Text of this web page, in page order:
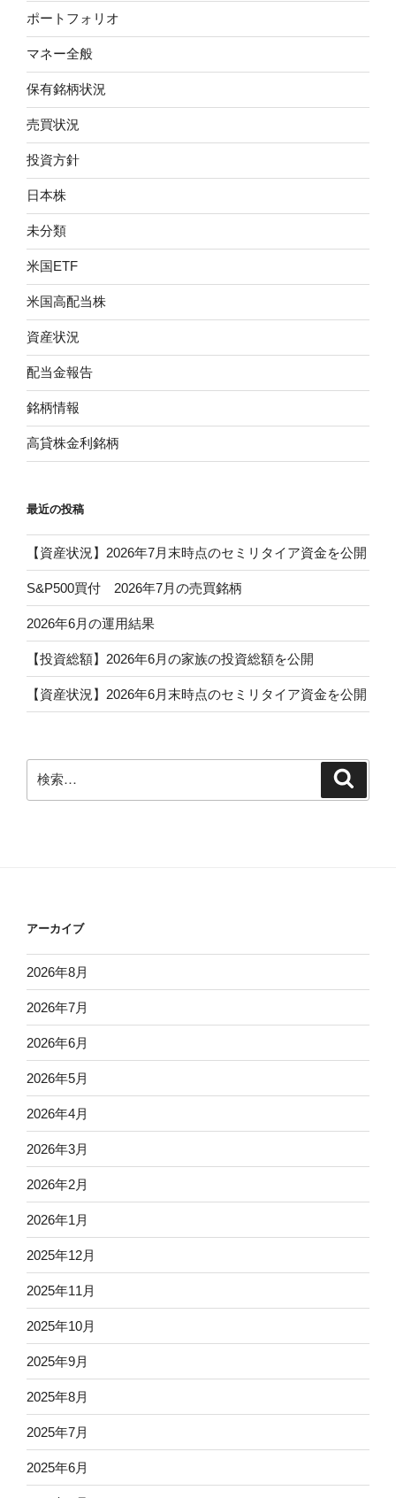
ポートフォリオ
マネー全般
保有銘柄状況
売買状況
投資方針
日本株
未分類
米国ETF
米国高配当株
資産状況
配当金報告
銘柄情報
高貸株金利銘柄
最近の投稿
【資産状況】2026年7月末時点のセミリタイア資金を公開
S&P500買付 2026年7月の売買銘柄
2026年6月の運用結果
【投資総額】2026年6月の家族の投資総額を公開
【資産状況】2026年6月末時点のセミリタイア資金を公開
索:
アーカイブ
2026年8月
2026年7月
2026年6月
2026年5月
2026年4月
2026年3月
2026年2月
2026年1月
2025年12月
2025年11月
2025年10月
2025年9月
2025年8月
2025年7月
2025年6月